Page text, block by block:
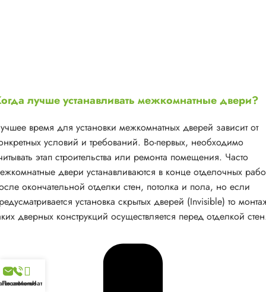
лучше устанавливать межкомнатные двери?
время для установки межкомнатных дверей зависит от
условий и требований. Во-первых, необходимо
этап строительства или ремонта помещения. Часто
двери устанавливаются в конце отделочных
окончательной отделки стен, потолка и пола, но если
установка скрытых дверей (Invisible) то
дверных конструкций осуществляется перед отделкой
Позвонить
МенюЧат